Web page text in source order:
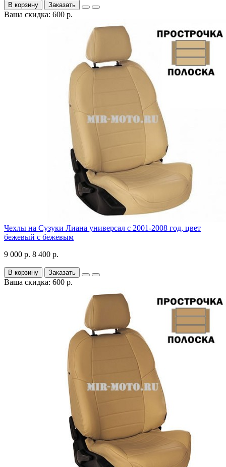
В корзину Заказать
Ваша скидка: 600 р.
Чехлы на Сузуки Лиана универсал с 2001-2008 год, цвет
бежевый с бежевым
9 000 р. 8 400 р.
В корзину Заказать
Ваша скидка: 600 р.